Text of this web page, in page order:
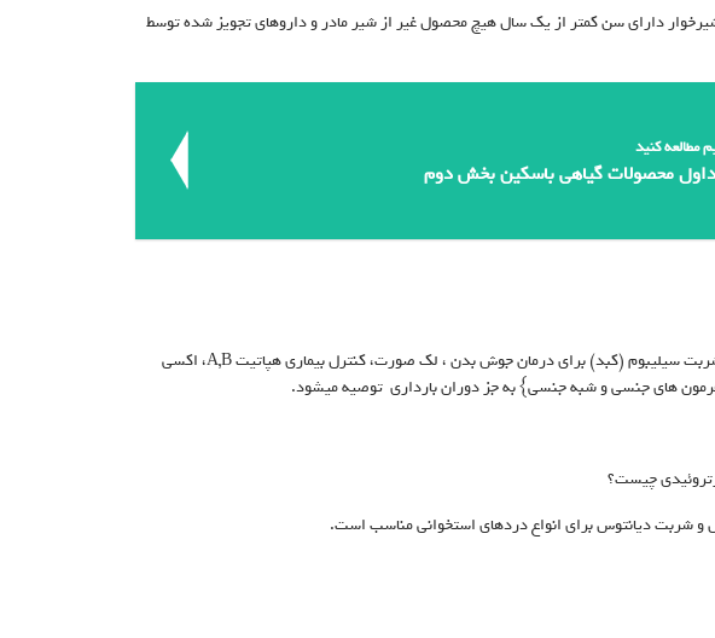
دارای سن کمتر از یک سال هیچ محصول غیر از شیر مادر و داروهای تجویز شده توسط
مطالعه کنید
محصولات گیاهی باسکین بخش دوم
پاسخ : توصیه به استفاده مکرر به مدت حداقل دو الی سه ماه از شربت سیلیبوم (کبد) برای درمان جوش بدن ، لک صورت، کنترل بیماری هپاتیت A,B، اکسی
های جنسی و شبه جنسی} به جز دوران بارداری توصیه میشود.
و شربت دیانتوس برای انواع دردهای استخوانی مناسب است.